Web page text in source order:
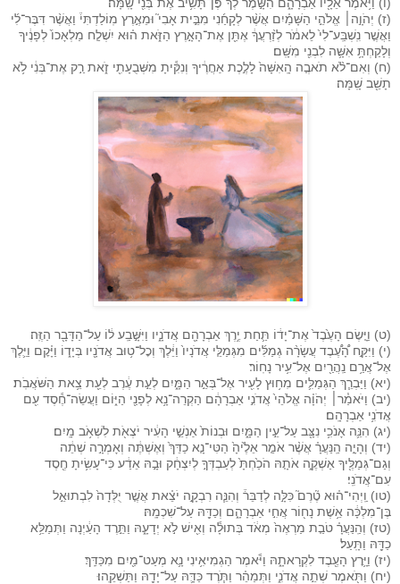
(ז) יְהֹוָ֣ה׀ אֱלֹהֵ֣י הַשָּׁמַ֗יִם אֲשֶׁ֨ר לְקָחַ֜נִי מִבֵּ֣ית אָבִי֮ וּמֵאֶ֣רֶץ מֽוֹלַדְתִּי֒ וַאֲשֶׁ֨ר דִּבֶּר־לִ֜י
וַאֲשֶׁ֤ר נִֽשְׁבַּֽע־לִי֙ לֵאמֹ֔ר לְזַ֨רְעֲךָ֔ אֶתֵּ֖ן אֶת־הָאָ֣רֶץ הַזֹּ֑את ה֗וּא יִשְׁלַ֤ח מַלְאָכוֹ֙ לְפָנֶ֔יךָ
וְלָקַחְתָּ֥ אִשָּׁ֛ה לִבְנִ֖י מִשָּֽׁם׃
(ח) וְאִם־לֹ֨א תֹאבֶ֤ה הָֽאִשָּׁה֙ לָלֶ֣כֶת אַחֲרֶ֔יךָ וְנִקִּ֕יתָ מִשְּׁבֻעָתִ֖י זֹ֑את רַ֣ק אֶת־בְּנִ֔י לֹ֥א
תָשֵׁ֖ב שָֽׁמָּה׃
(ט) וַיָּ֤שֶׂם הָעֶ֙בֶד֙ אֶת־יָד֔וֹ תַּ֛חַת יֶ֥רֶךְ אַבְרָהָ֖ם אֲדֹנָ֑יו וַיִּשָּׁ֣בַֽע ל֔וֹ עַל־הַדָּבָ֖ר הַזֶּֽה׃
(י) וַיִּקַּ֣ח הָ֠עֶ֠בֶד עֲשָׂרָ֨ה גְמַלִּ֜ים מִגְּמַלֵּ֤י אֲדֹנָיו֙ וַיֵּ֔לֶךְ וְכׇל־ט֥וּב אֲדֹנָ֖יו בְּיָד֑וֹ וַיָּ֗קׇם וַיֵּ֛לֶךְ
אֶל־אֲרַ֥ם נַֽהֲרַ֖יִם אֶל־עִ֥יר נָחֽוֹר׃
(יא) וַיַּבְרֵ֧ךְ הַגְּמַלִּ֛ים מִח֥וּץ לָעִ֖יר אֶל־בְּאֵ֣ר הַמָּ֑יִם לְעֵ֣ת עֶ֔רֶב לְעֵ֖ת צֵ֥את הַשֹּׁאֲבֹֽת׃
(יב) וַיֹּאמַ֓ר׀ יְהֹוָ֗ה אֱלֹהֵי֙ אֲדֹנִ֣י אַבְרָהָ֔ם הַקְרֵה־נָ֥א לְפָנַ֖י הַיּ֑וֹם וַעֲשֵׂה־חֶ֕סֶד עִ֖ם
אֲדֹנִ֥י אַבְרָהָֽם׃
(יג) הִנֵּ֛ה אָנֹכִ֥י נִצָּ֖ב עַל־עֵ֣ין הַמָּ֑יִם וּבְנוֹת֙ אַנְשֵׁ֣י הָעִ֔יר יֹצְאֹ֖ת לִשְׁאֹ֥ב מָֽיִם׃
(יד) וְהָיָ֣ה הַֽנַּעֲרָ֗ אֲשֶׁ֨ר אֹמַ֤ר אֵלֶ֙יהָ֙ הַטִּי־נָ֤א כַדֵּךְ֙ וְאֶשְׁתֶּ֔ה וְאָמְרָ֣ה שְׁתֵ֔ה
וְגַם־גְּמַלֶּ֖יךָ אַשְׁקֶ֑ה אֹתָ֤הּ הֹכַ֙חְתָּ֙ לְעַבְדְּךָ֣ לְיִצְחָ֔ק וּבָ֣הּ אֵדַ֔ע כִּי־עָשִׂ֥יתָ חֶ֖סֶד
עִם־אֲדֹנִֽי׃
(טו) וַֽיְהִי־ה֗וּא טֶ֘רֶם֮ כִּלָּ֣ה לְדַבֵּר֒ וְהִנֵּ֧ה רִבְקָ֣ה יֹצֵ֗את אֲשֶׁ֤ר יֻלְּדָה֙ לִבְתוּאֵ֣ל
בֶּן־מִלְכָּ֔ה אֵ֥שֶׁת נָח֖וֹר אֲחִ֣י אַבְרָהָ֑ם וְכַדָּ֖הּ עַל־שִׁכְמָֽהּ׃
(טז) וְהַֽנַּעֲרָ֗ טֹבַ֤ת מַרְאֶה֙ מְאֹ֔ד בְּתוּלָ֕ה וְאִ֖ישׁ לֹ֣א יְדָעָ֑הּ וַתֵּ֣רֶד הָעַ֔יְנָה וַתְּמַלֵּ֥א
כַדָּ֖הּ וַתָּֽעַל׃
(יז) וַיָּ֥רׇץ הָעֶ֖בֶד לִקְרָאתָ֑הּ וַיֹּ֕אמֶר הַגְמִיאִ֥ינִי נָ֛א מְעַט־מַ֖יִם מִכַּדֵּֽךְ׃
(יח) וַתֹּ֖אמֶר שְׁתֵ֣ה אֲדֹנִ֑י וַתְּמַהֵ֗ר וַתֹּ֧רֶד כַּדָּ֛הּ עַל־יָדָ֖הּ וַתַּשְׁקֵֽהוּ׃